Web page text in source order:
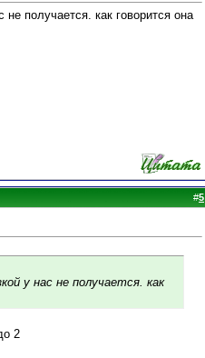
получается. как говорится она
#5
у нас не получается. как
2